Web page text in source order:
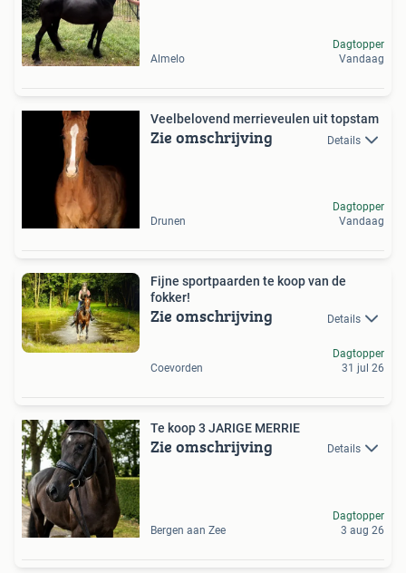
Almelo
Dagtopper
Vandaag
Veelbelovend merrieveulen uit topstam
Zie omschrijving Details
Drunen
Dagtopper
Vandaag
Fijne sportpaarden te koop van de
fokker!
Zie omschrijving Details
Coevorden
Dagtopper
31 jul 26
Te koop 3 JARIGE MERRIE
Zie omschrijving Details
Bergen aan Zee
Dagtopper
3 aug 26